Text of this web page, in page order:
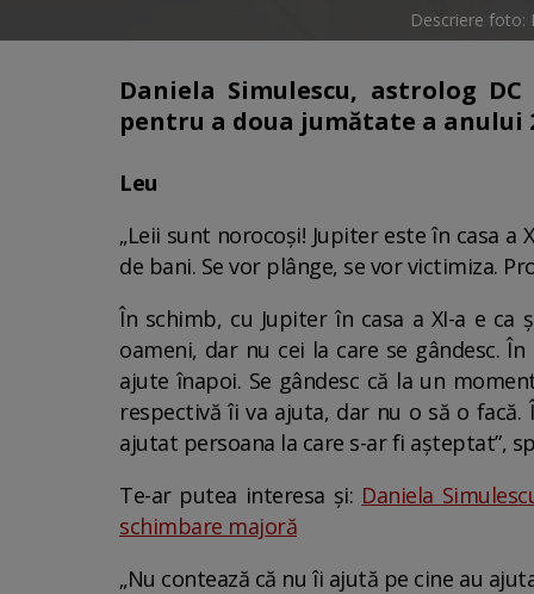
Descriere foto:
Daniela Simulescu, astrolog
pentru a doua jumătate a anului
Leu
„Leii sunt norocoși! Jupiter este în casa
de bani. Se vor plânge, se vor victimiza.
În schimb, cu Jupiter în casa a XI-a e
oameni, dar nu cei la care se gândesc.
ajute înapoi. Se gândesc că la un
respectivă îi va ajuta, dar nu o să o
ajutat persoana la care s-ar fi așteptat”,
Te-ar putea interesa și: Daniela
schimbare majoră
„Nu contează că nu îi ajută pe cine au